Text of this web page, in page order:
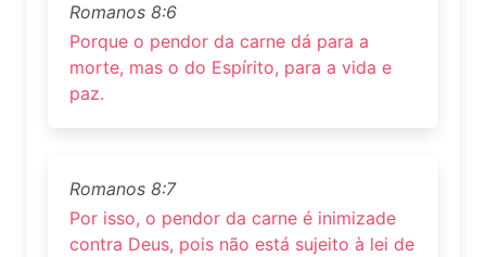
Romanos 8:6
Porque o pendor da carne dá para a
morte, mas o do Espírito, para a vida e
paz.
Romanos 8:7
Por isso, o pendor da carne é inimizade
contra Deus, pois não está sujeito à lei de